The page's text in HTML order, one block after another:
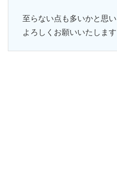
至らない点も多いかと思
よろしくお願いいたします